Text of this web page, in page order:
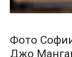
Фото
Джо